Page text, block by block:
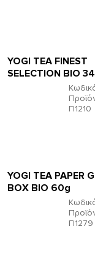
ΓΙ1210
YOGI TEA FINEST
SELECTION ΒΙΟ
ΓΙ1279
YOGI TEA PAPER
BOX BIO 60g